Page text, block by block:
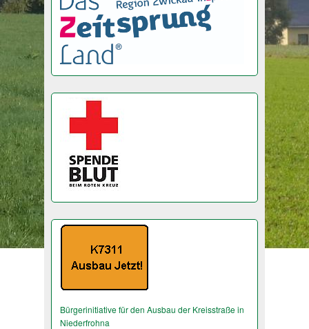
Bürgerinitiative für den Ausbau der Kreisstraße in
Niederfrohna